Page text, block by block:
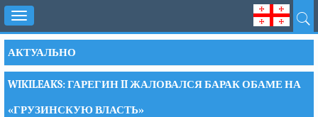
Toggle
navigation
АКТУАЛЬНО
WIKILEAKS: ГАРЕГИН II ЖАЛОВАЛСЯ БАРАК ОБАМЕ НА
«ГРУЗИНСКУЮ ВЛАСТЬ»